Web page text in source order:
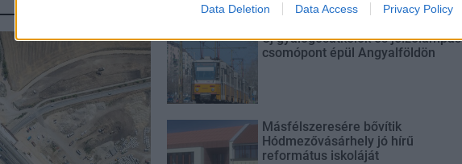
Data Deletion Data Access Privacy Policy
Új gyalogosátkelők és jelzőlámpás
csomópont épül Angyalföldön
Másfélszeresére bővítik
Hódmezővásárhely jó hírű
református iskoláját